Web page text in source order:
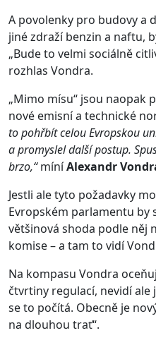
A povolenky pro budovy a
jiné zdraží benzin a naftu,
„Bude to velmi sociálně
rozhlas Vondra.
„Mimo mísu“ jsou naopak
nové emisní a technické
to pohřbít celou Evropskou
a promyslel další postup.
brzo,“míníAlexandr
Jestli ale tyto požadavky
Evropském parlamentu by
většinová shoda podle něj
komise – a tam to vidí
Na kompasu Vondra
čtvrtiny regulací, nevidí ale
se to počítá. Obecně je
na dlouhou trať“.